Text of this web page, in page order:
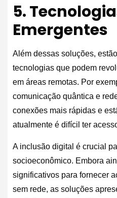
5.
Emergentes
Além dessas soluções,
tecnologias que podem
em áreas remotas. Por
comunicação quântica e
conexões mais rápidas e
atualmente é difícil ter
A inclusão digital é crucial
socioeconômico. Embora
significativos para fornecer
sem rede, as soluções